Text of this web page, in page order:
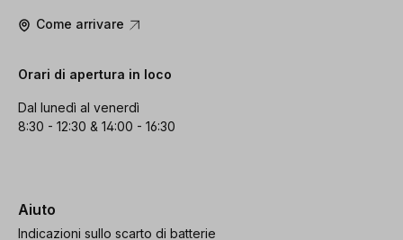
Come arrivare
Orari di apertura in loco
Dal lunedì al venerdì
8:30 - 12:30 & 14:00 - 16:30
Aiuto
Indicazioni sullo scarto di batterie